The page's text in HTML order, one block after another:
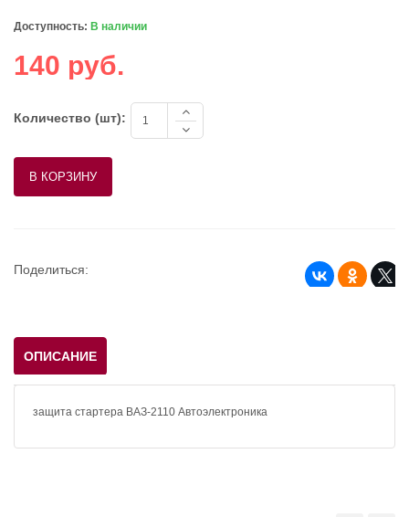
Доступность: В наличии
140 руб.
Количество (шт):
Поделиться:
ОПИСАНИЕ
защита стартера ВАЗ-2110 Автоэлектроника